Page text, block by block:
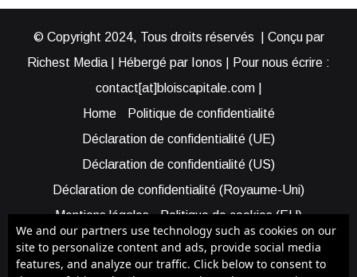
© Copyright 2024, Tous droits réservés | Conçu par
Richest Media | Hébergé par Ionos | Pour nous écrire :
contact[at]bloiscapitale.com |
Home
Politique de confidentialité
Déclaration de confidentialité (UE)
Déclaration de confidentialité (US)
Déclaration de confidentialité (Royaume-Uni)
Mentions légales
Politique de cookies (EU)
Cookie Policy (AUS)
Cookie Policy (US)
Qui sommes-nous ?
Participer à Blois Capitale
We and our partners use technology such as cookies on our
site to personalize content and ads, provide social media
features, and analyze our traffic. Click below to consent to